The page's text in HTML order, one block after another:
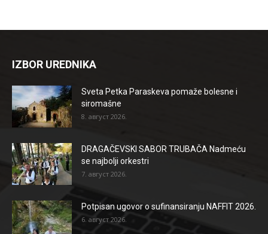
IZBOR UREDNIKA
Sveta Petka Paraskeva pomaže bolesne i
siromašne
8. август 2026.
DRAGAČEVSKI SABOR TRUBAČA Nadmeću
se najbolji orkestri
7. август 2026.
Potpisan ugovor o sufinansiranju NAFFIT 2026.
6. август 2026.